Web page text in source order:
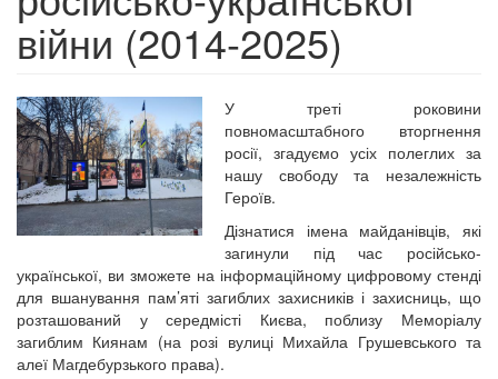
війни (2014-2025)
У треті роковини
повномасштабного вторгнення
росії, згадуємо усіх полеглих за
нашу свободу та незалежність
Героїв.
Дізнатися імена майданівців, які
загинули під час російсько-
української, ви зможете на інформаційному цифровому стенді
для вшанування пам’яті загиблих захисників і захисниць, що
розташований у середмісті Києва, поблизу Меморіалу
загиблим Киянам (на розі вулиці Михайла Грушевського та
алеї Магдебурзького права).